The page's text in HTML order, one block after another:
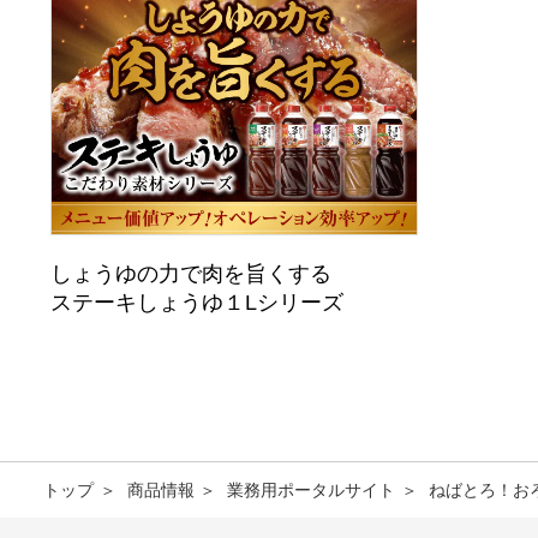
しょうゆの力で肉を旨くする
ステーキしょうゆ１Lシリーズ
トップ 商品情報 業務用ポータルサイト ねばとろ！お